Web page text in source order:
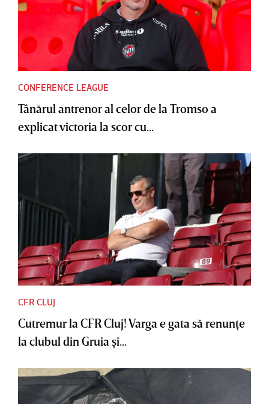
CONFERENCE LEAGUE
Tânărul antrenor al celor de la Tromso a
explicat victoria la scor cu...
CFR CLUJ
Cutremur la CFR Cluj! Varga e gata să renunţe
la clubul din Gruia şi...